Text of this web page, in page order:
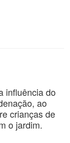
influência do
ao
crianças de
o jardim.